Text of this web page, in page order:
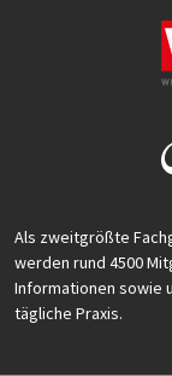
Als zweitgrößte
werden rund 4500
Informationen sowie
tägliche Praxis.